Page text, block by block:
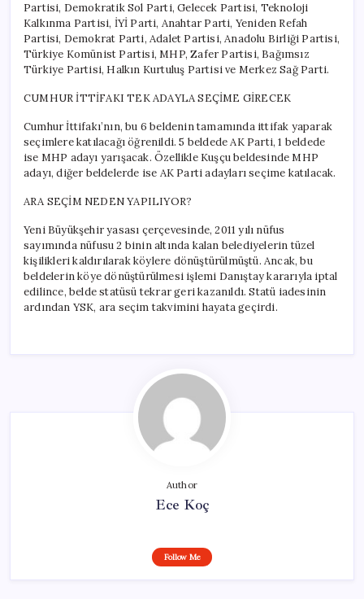
Partisi, Demokratik Sol Parti, Gelecek Partisi, Teknoloji
Kalkınma Partisi, İYİ Parti, Anahtar Parti, Yeniden Refah
Partisi, Demokrat Parti, Adalet Partisi, Anadolu Birliği Partisi,
Türkiye Komünist Partisi, MHP, Zafer Partisi, Bağımsız
Türkiye Partisi, Halkın Kurtuluş Partisi ve Merkez Sağ Parti.
CUMHUR İTTİFAKI TEK ADAYLA SEÇİME GİRECEK
Cumhur İttifakı’nın, bu 6 beldenin tamamında ittifak yaparak
seçimlere katılacağı öğrenildi. 5 beldede AK Parti, 1 beldede
ise MHP adayı yarışacak. Özellikle Kuşçu beldesinde MHP
adayı, diğer beldelerde ise AK Parti adayları seçime katılacak.
ARA SEÇİM NEDEN YAPILIYOR?
Yeni Büyükşehir yasası çerçevesinde, 2011 yılı nüfus
sayımında nüfusu 2 binin altında kalan belediyelerin tüzel
kişilikleri kaldırılarak köylere dönüştürülmüştü. Ancak, bu
beldelerin köye dönüştürülmesi işlemi Danıştay kararıyla iptal
edilince, belde statüsü tekrar geri kazanıldı. Statü iadesinin
ardından YSK, ara seçim takvimini hayata geçirdi.
Author
Ece Koç
Follow Me